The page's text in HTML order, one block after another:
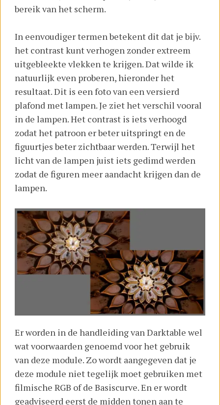
bereik van het scherm.
In eenvoudiger termen betekent dit dat je bijv.
het contrast kunt verhogen zonder extreem
uitgebleekte vlekken te krijgen. Dat wilde ik
natuurlijk even proberen, hieronder het
resultaat. Dit is een foto van een versierd
plafond met lampen. Je ziet het verschil vooral
in de lampen. Het contrast is iets verhoogd
zodat het patroon er beter uitspringt en de
figuurtjes beter zichtbaar werden. Terwijl het
licht van de lampen juist iets gedimd werden
zodat de figuren meer aandacht krijgen dan de
lampen.
Er worden in de handleiding van Darktable wel
wat voorwaarden genoemd voor het gebruik
van deze module. Zo wordt aangegeven dat je
deze module niet tegelijk moet gebruiken met
filmische RGB of de Basiscurve. En er wordt
geadviseerd eerst de midden tonen aan te